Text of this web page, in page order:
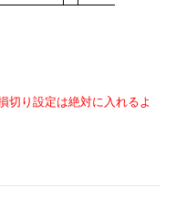
切り設定は絶対に入れるよ